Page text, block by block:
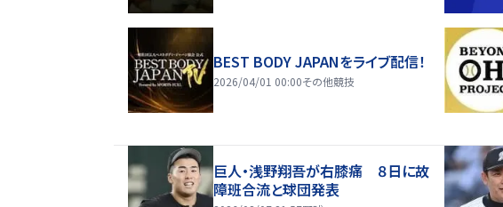
BEST BODY JAPANをライブ配信！
2026/04/01 00:00その他競技
巨人・浅野翔吾が右膝痛 ８日に故
障班合流と球団発表